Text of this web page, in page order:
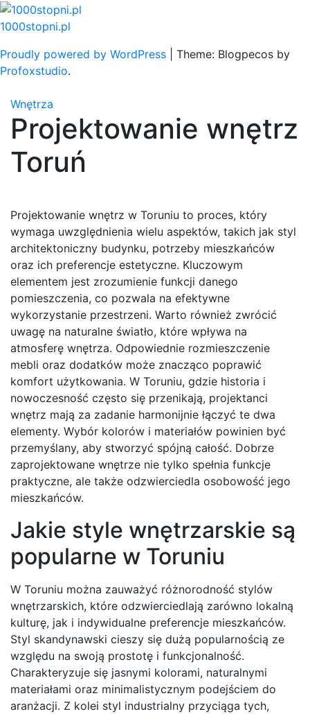
Skip
to
1000stopni.pl
Proudly powered by WordPress
Theme: Blogpecos by
Profoxstudio.
Wnętrza
Projektowanie wnętrz
Toruń
Projektowanie wnętrz w Toruniu to proces, który
wymaga uwzględnienia wielu aspektów, takich jak styl
architektoniczny budynku, potrzeby mieszkańców
oraz ich preferencje estetyczne. Kluczowym
elementem jest zrozumienie funkcji danego
pomieszczenia, co pozwala na efektywne
wykorzystanie przestrzeni. Warto również zwrócić
uwagę na naturalne światło, które wpływa na
atmosferę wnętrza. Odpowiednie rozmieszczenie
mebli oraz dodatków może znacząco poprawić
komfort użytkowania. W Toruniu, gdzie historia i
nowoczesność często się przenikają, projektanci
wnętrz mają za zadanie harmonijnie łączyć te dwa
elementy. Wybór kolorów i materiałów powinien być
przemyślany, aby stworzyć spójną całość. Dobrze
zaprojektowane wnętrze nie tylko spełnia funkcje
praktyczne, ale także odzwierciedla osobowość jego
mieszkańców.
Jakie style wnętrzarskie są
popularne w Toruniu
W Toruniu można zauważyć różnorodność stylów
wnętrzarskich, które odzwierciedlają zarówno lokalną
kulturę, jak i indywidualne preferencje mieszkańców.
Styl skandynawski cieszy się dużą popularnością ze
względu na swoją prostotę i funkcjonalność.
Charakteryzuje się jasnymi kolorami, naturalnymi
materiałami oraz minimalistycznym podejściem do
aranżacji. Z kolei styl industrialny przyciąga tych,